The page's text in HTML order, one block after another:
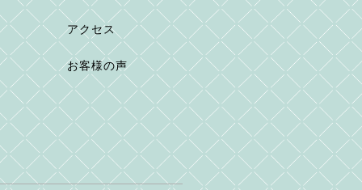
アクセス
お客様の声